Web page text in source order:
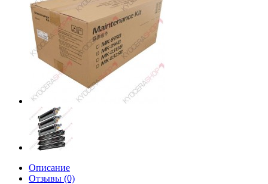
Описание
Отзывы (0)